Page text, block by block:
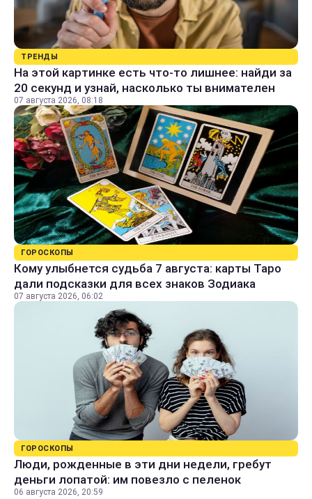
ТРЕНДЫ
На этой картинке есть что-то лишнее: найди за
20 секунд и узнай, насколько ты внимателен
07 августа 2026, 08:18
ГОРОСКОПЫ
Кому улыбнется судьба 7 августа: карты Таро
дали подсказки для всех знаков Зодиака
07 августа 2026, 06:02
ГОРОСКОПЫ
Люди, рожденные в эти дни недели, гребут
деньги лопатой: им повезло с пеленок
06 августа 2026, 20:59